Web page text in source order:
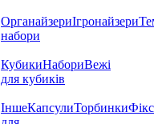
ОрганайзериІгронайзери
набори
КубикиНабориВежі
для кубиків
ІншеКапсулиТорбинки